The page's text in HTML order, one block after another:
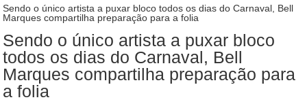
Sendo o único artista a puxar bloco todos os dias do Carnaval, Bell
Marques compartilha preparação para a folia
Sendo o único artista a puxar bloco
todos os dias do Carnaval, Bell
Marques compartilha preparação para
a folia